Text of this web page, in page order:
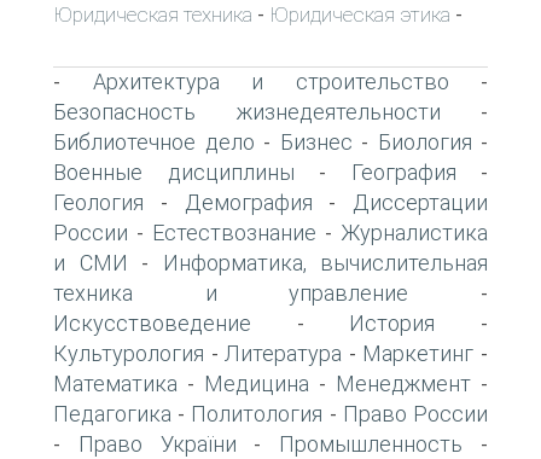
Юридическая техника - Юридическая этика -
- Архитектура и строительство -
Безопасность жизнедеятельности -
Библиотечное дело - Бизнес - Биология -
Военные дисциплины - География -
Геология - Демография -
Диссертации
России - Естествознание - Журналистика
и СМИ -
Информатика, вычислительная
техника и управление -
Искусствоведение - История -
Культурология - Литература - Маркетинг -
Математика - Медицина - Менеджмент -
Педагогика - Политология - Право России
- Право України - Промышленность -